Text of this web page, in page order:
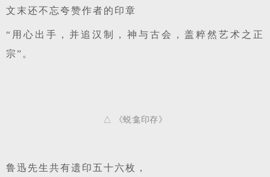
文末还不忘夸赞作者的印章
“用心出手， 并追汉制，神与古会，盖粹然艺术之正
宗”。
△ 《蜕龛印存》
鲁迅先生共有遗印五十六枚，